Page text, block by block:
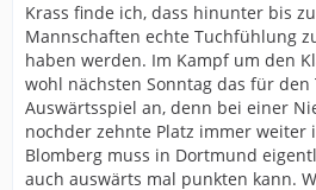
Krass finde ich, dass hinunter bis
Mannschaften echte Tuchfühlung
haben werden. Im Kampf um den
wohl nächsten Sonntag das für den
Auswärtsspiel an, denn bei einer
nochder zehnte Platz immer weiter
Blomberg muss in Dortmund
auch auswärts mal punkten kann.